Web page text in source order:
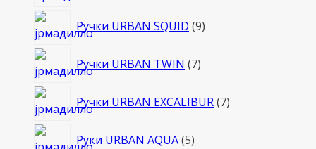
Ручки URBAN SQUID 99
Ручки URBAN TWIN 77
Ручки URBAN EXCALIBUR 77
Руки URBAN AQUA 55